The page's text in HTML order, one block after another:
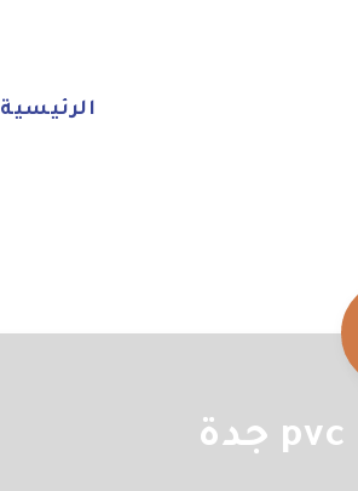
الرئيسية